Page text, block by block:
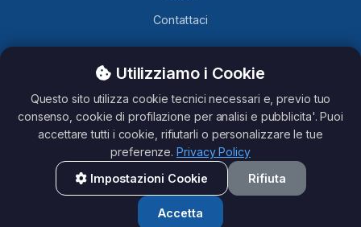
Contattaci
TelegramLobby.comè un sito contenente Canali, Gruppi e
Bot Telegram caricati da utenti Telegram, non ci assumiamo
nessuna responsabilità del loro contenuto. Questo sito non è
affiliato con Telegram.
All rights reserved - TelegramLobby ©2026
Utilizziamo i Cookie
Questo sito utilizza cookie tecnici necessari e, previo tuo
consenso, cookie di profilazione per analisi e pubblicita'. Puoi
accettare tutti i cookie, rifiutarli o personalizzare le tue
preferenze.Privacy Policy
Impostazioni Cookie
Rifiuta
Accetta